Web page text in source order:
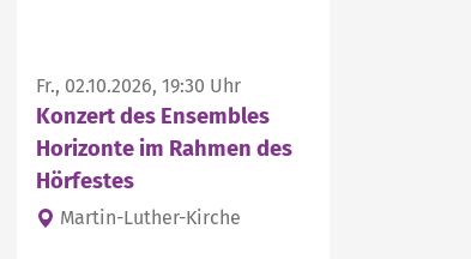
Fr., 02.10.2026, 19:30 Uhr
Konzert des Ensembles
Horizonte im Rahmen des
Hörfestes
Martin-Luther-Kirche